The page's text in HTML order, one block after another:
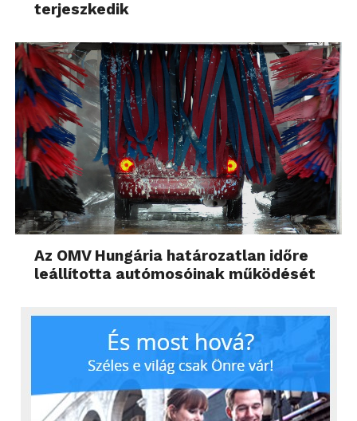
terjeszkedik
Az OMV Hungária határozatlan időre
leállította autómosóinak működését